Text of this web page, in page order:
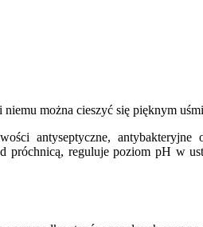
można cieszyć się pięknym
antyseptyczne,
reguluje poziom pH w